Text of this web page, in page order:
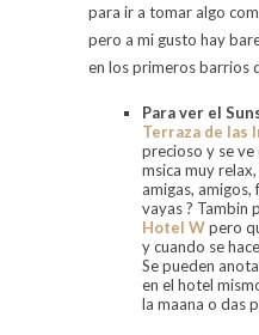
para ir a tomar algo
pero a mi gusto hay
en los primeros barrios
Para ver el
Terraza de las
precioso y se ve
msica muy
amigas, amigos,
vayas ? Tambin
Hotel Wpero
y cuando se
Se pueden
en el hotel
la maana o das